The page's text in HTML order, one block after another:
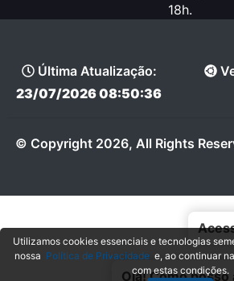
Olá! Como posso
18h.
Última Atualização:
23/07/2026 08:50:36
© Copyright 2026, All Rights
Utilizamos cookies essenciais e tecnologias
nossa Política de Privacidadee, ao continuar
com estas condições.